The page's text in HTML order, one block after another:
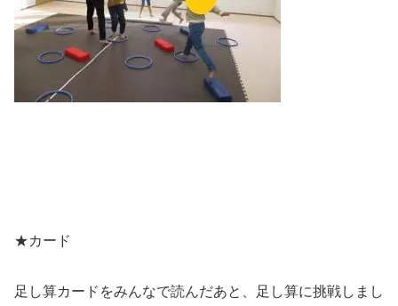
★カード
足し算カードをみんなで読んだあと、足し算に挑戦しまし